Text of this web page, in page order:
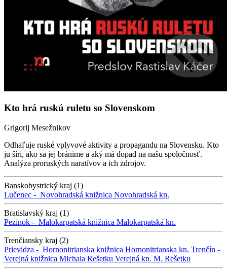
Kto hrá ruskú ruletu so Slovenskom
Grigorij Mesežnikov
Odhaľuje ruské vplyvové aktivity a propagandu na Slovensku. Kto
ju šíri, ako sa jej bránime a aký má dopad na našu spoločnosť.
Analýza proruských naratívov a ich zdrojov.
Banskobystrický kraj (1)
Lučenec - Novohradská knižnica Novohradská kn.
Bratislavský kraj (1)
Pezinok - Malokarpatská knižnica Malokarpatská kn.
Trenčiansky kraj (2)
Prievidza - Hornonitrianska knižnica Hornonitrianska kn. Trenčín -
Verejná knižnica Michala Rešetku Verejná kn. M. Rešetku